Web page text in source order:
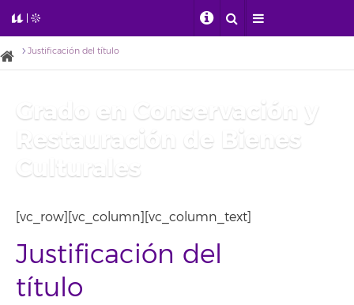
Justificación del título
Grado en Conservación y
Restauración de Bienes
Culturales
[vc_row][vc_column][vc_column_text]
Justificación del
título